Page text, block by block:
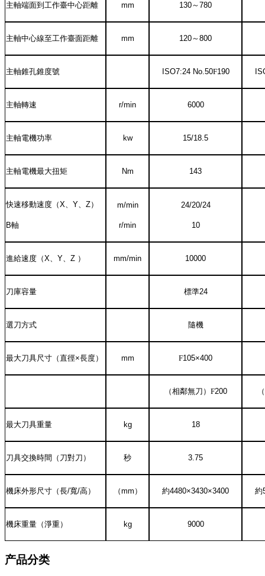
主軸端面到工作臺中心距離 mm 130～780
主軸中心線至工作臺面距離 mm 120～800
主軸錐孔錐度號 ISO7:24 No.50F190
主軸轉速 r/min 6000
主軸電機功率 kw 15/18.5
主軸電機最大扭矩 Nm 143
快速移動速度（X、Y、Z）
B軸
m/min
r/min
24/20/24
10
進給速度（X、Y、Z ） mm/min 10000
刀庫容量 標準24
選刀方式 隨機
最大刀具尺寸（直徑×長度） mm F105×400
（相鄰無刀） F200
最大刀具重量 kg 18
刀具交換時間（刀對刀） 秒 3.75
機床外形尺寸（長/寬/高） （mm ） 約4480×3430×3400 約
機床重量（淨重） kg 9000
产品分类